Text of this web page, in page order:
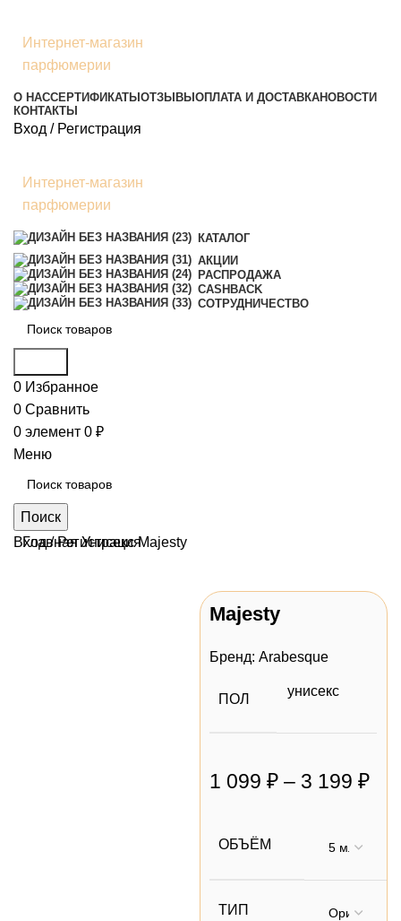
Интернет-магазин
парфюмерии
О НАССЕРТИФИКАТЫ ОТЗЫВЫ ОПЛАТА И ДОСТАВКАНОВОСТИ
КОНТАКТЫ
Вход / Регистрация
Интернет-магазин
парфюмерии
КАТАЛОГ
АКЦИИ
РАСПРОДАЖА
CASHBACK
СОТРУДНИЧЕСТВО
0 Избранное
0 Сравнить
0 элемент 0 ₽
Меню
Поиск
Вход / Регистрация
ГлавнаяУнисексMajesty
Majesty
Бренд: Arabesque
ПОЛ
унисекс
1 099₽ – 3 199₽
ОБЪЁМ
ТИП